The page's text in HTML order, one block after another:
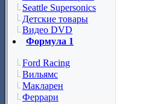
Seattle Supersonics
Детские товары
Видео DVD
Формула 1
Ford Racing
Вильямс
Макларен
Феррари